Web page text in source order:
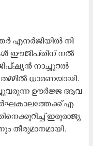
എ​ന​ർ​ജി​യി​ൽ നി​
ഈ​ജി​പ്തി​ന് ന​ൽ​
നാ​ച്ചു​റ​ൽ
ധാ​ര​ണ​യാ​യി.
ഊ​ർ​ജ്ജ ആ​വ​
എ​
ഇ​രു​രാ​ജ്യ​
തീ​രു​മാ​ന​മാ​യി.